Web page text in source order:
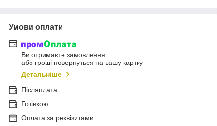
Умови оплати
Ви отримаєте замовлення
або гроші повернуться на вашу картку
Детальніше
Післяплата
Готівкою
Оплата за реквізитами